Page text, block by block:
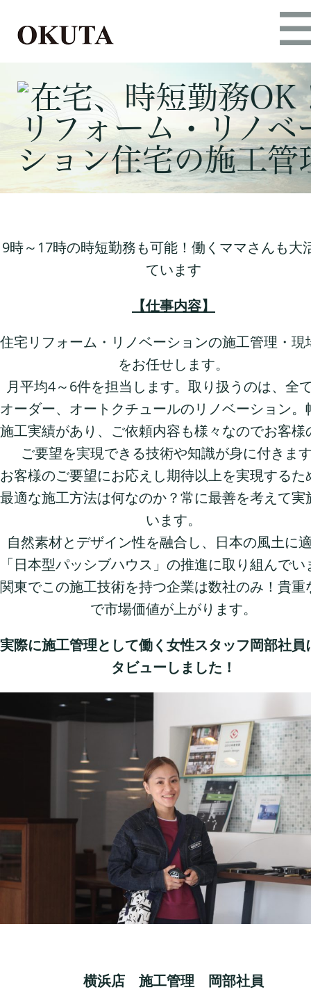
9時～17時の時短勤務も可能！働くママさんも大
ています
【仕事内容】
住宅リフォーム・リノベーションの施工管理・現
をお任せします。
月平均4～6件を担当します。取り扱うのは、全
オーダー、オートクチュールのリノベーション。
施工実績があり、ご依頼内容も様々なのでお客様
ご要望を実現できる技術や知識が身に付きま
お客様のご要望にお応えし期待以上を実現するた
最適な施工方法は何なのか？常に最善を考えて実
います。
自然素材とデザイン性を融合し、日本の風土に
「日本型パッシブハウス」の推進に取り組んでい
関東でこの施工技術を持つ企業は数社のみ！貴重
で市場価値が上がります。
実際に施工管理として働く女性スタッフ岡部社員
タビューしました！
横浜店 施工管理 岡部社員